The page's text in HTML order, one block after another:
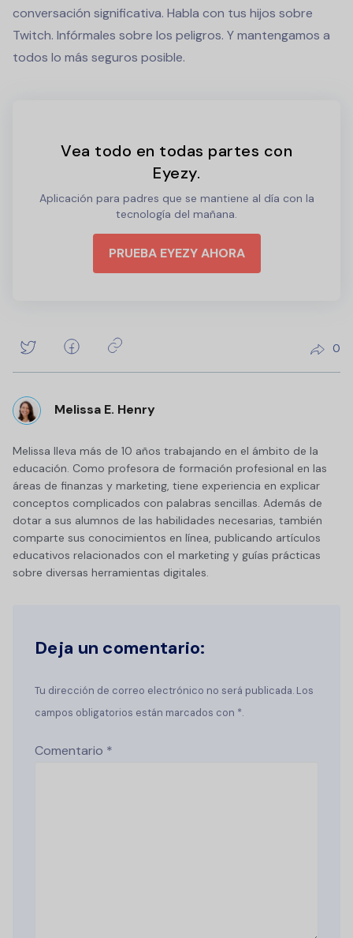
conversación significativa. Habla con tus hijos sobre
Twitch. Infórmales sobre los peligros. Y mantengamos a
todos lo más seguros posible.
Vea todo en todas partes con
Eyezy.
Aplicación para padres que se mantiene al día con la
tecnología del mañana.
PRUEBA EYEZY AHORA
0
Melissa E. Henry
Melissa lleva más de 10 años trabajando en el ámbito de la
educación. Como profesora de formación profesional en las
áreas de finanzas y marketing, tiene experiencia en explicar
conceptos complicados con palabras sencillas. Además de
dotar a sus alumnos de las habilidades necesarias, también
comparte sus conocimientos en línea, publicando artículos
educativos relacionados con el marketing y guías prácticas
sobre diversas herramientas digitales.
Deja un comentario:
Tu dirección de correo electrónico no será publicada. Los
campos obligatorios están marcados con *.
Comentario *